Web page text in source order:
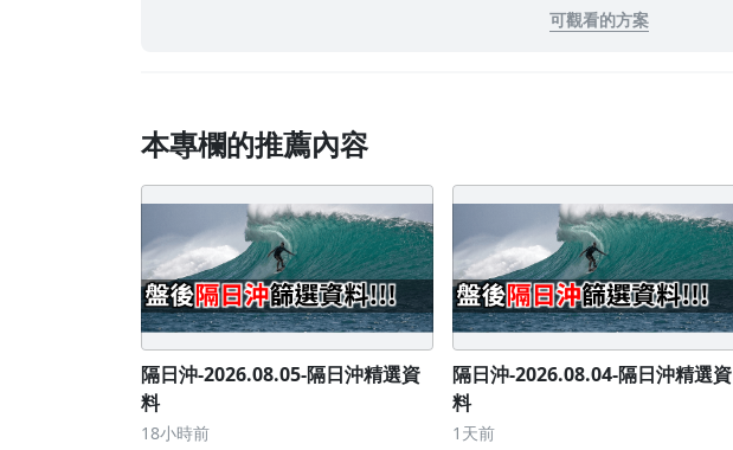
可觀看的方案
本專欄的推薦內容
隔日沖-2026.08.05-隔日沖精選資
料
18小時前
隔日沖-2026.08.04-隔日沖精選資
料
1天前